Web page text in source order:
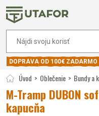
DOPRAVA OD 100€ ZADARMO
Úvod Oblečenie Bundy a
M-Tramp DUBON
kapucňa